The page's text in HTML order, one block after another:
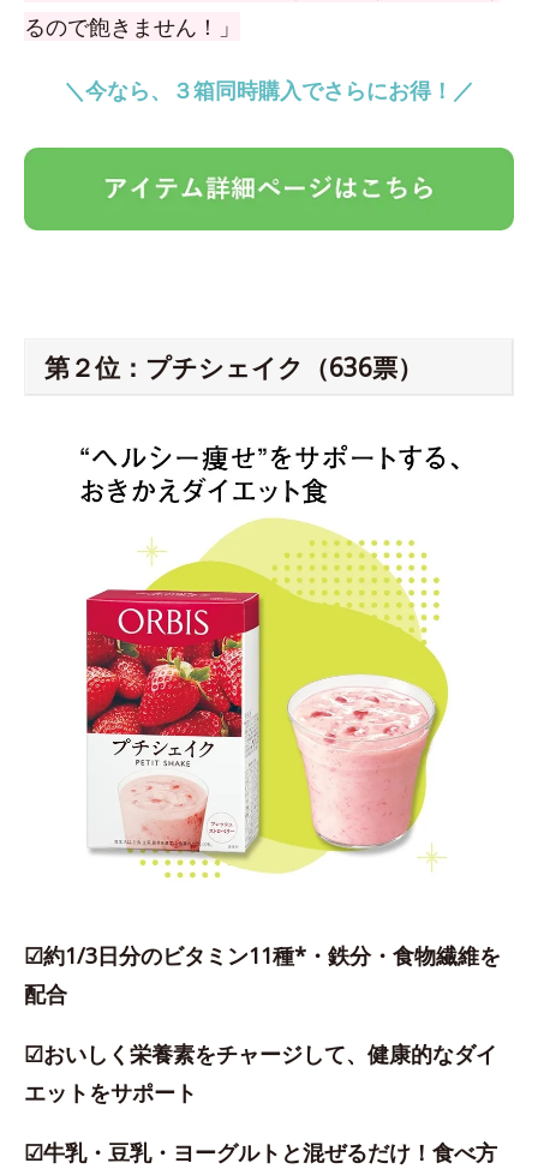
るので飽きません！」
＼今なら、３箱同時購入でさらにお得！／
第２位：プチシェイク（636票）
☑約1/3日分のビタミン11種*・鉄分・食物繊維を
配合
☑おいしく栄養素をチャージして、健康的なダイ
エットをサポート
☑牛乳・豆乳・ヨーグルトと混ぜるだけ！食べ方